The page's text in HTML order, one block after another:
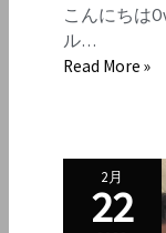
こんにちは
ル…
Read More »
2月
22